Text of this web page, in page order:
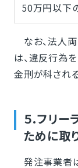
50万円以下
なお、法人
は、違反行為
金刑が科され
５.フリー
ために取
発注事業者